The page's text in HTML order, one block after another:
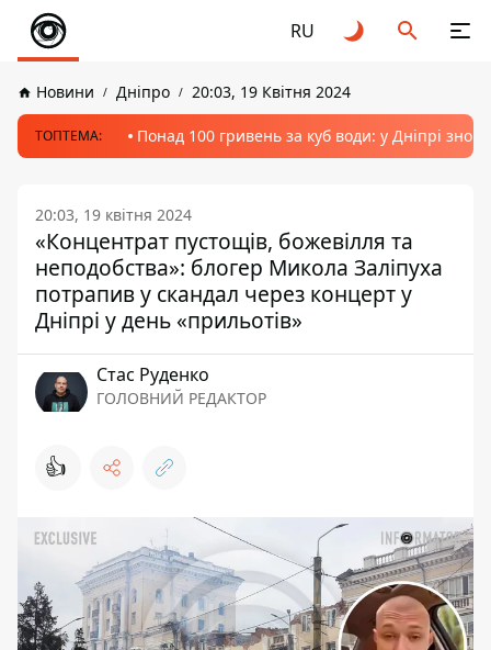
RU
Новини Дніпро 20:03, 19 Квітня 2024
ТОПТЕМА: Понад 100 гривень за куб води: у Дніпрі
20:03, 19 квітня 2024
«Концентрат пустощів, божевілля та
неподобства»: блогер Микола Заліпуха
потрапив у скандал через концерт у
Дніпрі у день «прильотів»
Стас Руденко
ГОЛОВНИЙ РЕДАКТОР
👍